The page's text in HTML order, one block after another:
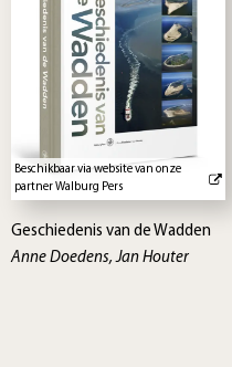
Beschikbaar via website van onze
partner Walburg Pers
Geschiedenis van de Wadden
Anne Doedens, Jan Houter